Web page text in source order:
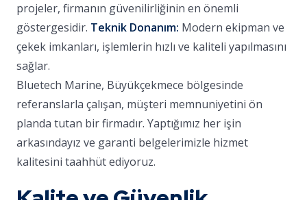
projeler, firmanın güvenilirliğinin en önemli
göstergesidir. Teknik Donanım: Modern ekipman ve
çekek imkanları, işlemlerin hızlı ve kaliteli yapılmasını
sağlar.
Bluetech Marine, Büyükçekmece bölgesinde
referanslarla çalışan, müşteri memnuniyetini ön
planda tutan bir firmadır. Yaptığımız her işin
arkasındayız ve garanti belgelerimizle hizmet
kalitesini taahhüt ediyoruz.